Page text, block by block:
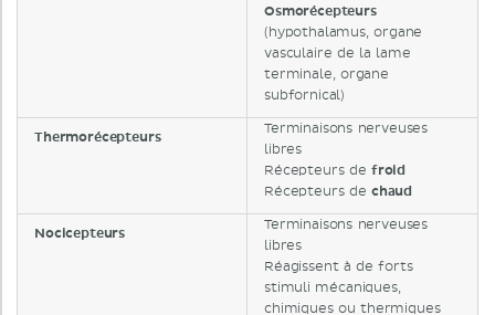
Osmorécepteurs
(hypothalamus, organe
vasculaire de la lame
terminale, organe
subfornical)
Thermorécepteurs
Terminaisons nerveuses
libres
Récepteurs de froid
Récepteurs de chaud
Nocicepteurs
Terminaisons nerveuses
libres
Réagissent à de forts
stimuli mécaniques,
chimiques ou thermiques